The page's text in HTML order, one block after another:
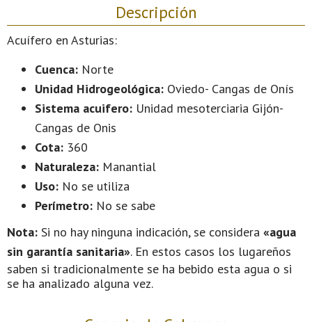
Descripción
Acuífero en Asturias:
Cuenca: Norte
Unidad Hidrogeológica: Oviedo- Cangas de Onís
Sistema acuifero: Unidad mesoterciaria Gijón-
Cangas de Onis
Cota: 360
Naturaleza: Manantial
Uso: No se utiliza
Perímetro: No se sabe
Nota: Si no hay ninguna indicación, se considera «agua
sin garantía sanitaria». En estos casos los lugareños
saben si tradicionalmente se ha bebido esta agua o si
se ha analizado alguna vez.